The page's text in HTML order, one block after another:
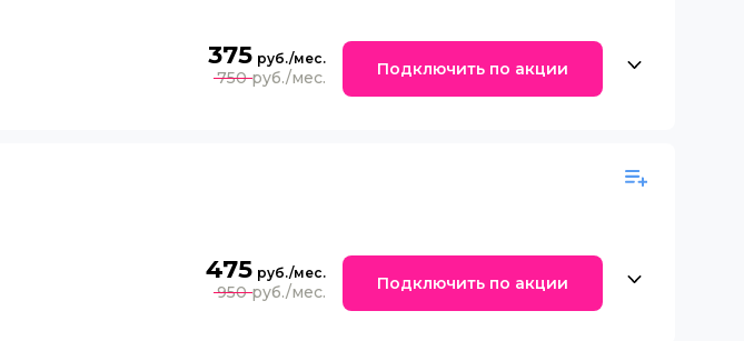
375
750 Подключить по акции
475
950 Подключить по акции